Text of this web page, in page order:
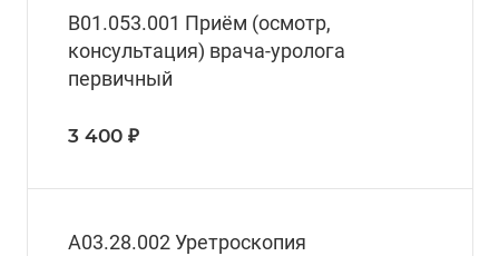
В01.053.001 Приём (осмотр,
консультация) врача-уролога
первичный
3 400 ₽
А03.28.002 Уретроскопия